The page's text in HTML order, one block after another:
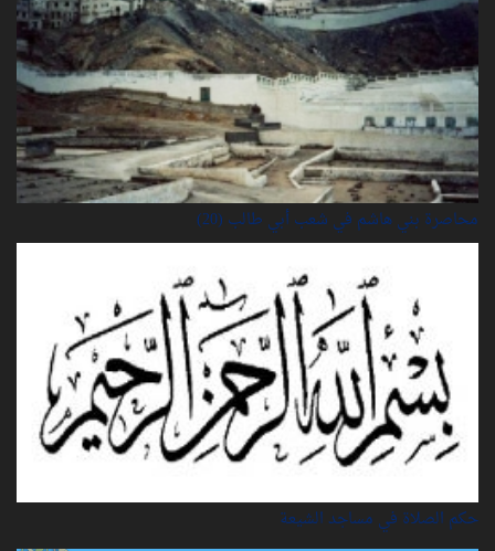
محاصرة بني هاشم في شعب أبي طالب (20)
حكم الصلاة في مساجد الشيعة